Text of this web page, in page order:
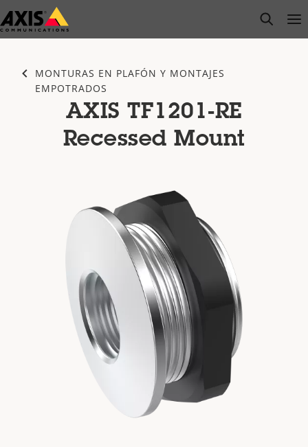
Saltar
al
open
MONTURAS EN PLAFÓN Y MONTAJES
EMPOTRADOS
AXIS TF1201-RE
Recessed Mount